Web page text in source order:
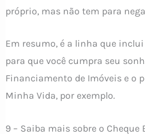
próprio, mas não tem para
Em resumo, é a linha que
para que você cumpra seu
Financiamento de Imóveis e o
Minha Vida, por exemplo.
9 – Saiba mais sobre o Cheque